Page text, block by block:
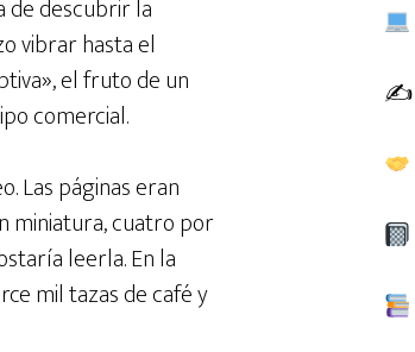
de descubrir la
vibrar hasta el
el fruto de un
comercial.
Las páginas eran
miniatura, cuatro por
leerla. En la
mil tazas de café y
✍️